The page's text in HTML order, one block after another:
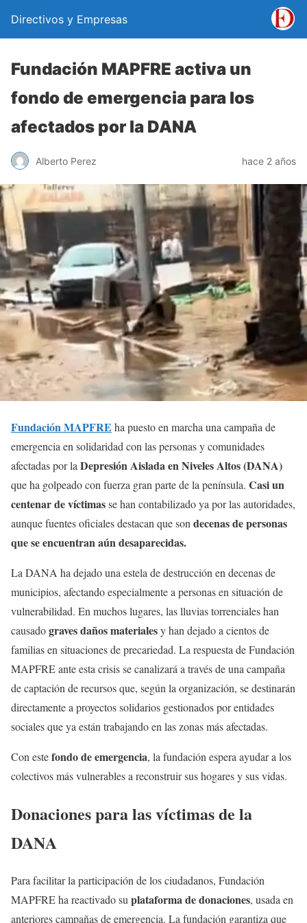
Directivos y Empresas
Fundación MAPFRE activa un
fondo de emergencia para los
afectados por la DANA
Alberto Perez hace 2 años
Fundación MAPFRE ha puesto en marcha una campaña de
emergencia en solidaridad con las personas y comunidades
afectadas por la Depresión Aislada en Niveles Altos (DANA)
que ha golpeado con fuerza gran parte de la península. Casi un
centenar de víctimasse han contabilizado ya por las autoridades,
aunque fuentes oficiales destacan que son decenas de personas
que se encuentran aún desaparecidas.
La DANA ha dejado una estela de destrucción en decenas de
municipios, afectando especialmente a personas en situación de
vulnerabilidad. En muchos lugares, las lluvias torrenciales han
causadograves daños materialesy han dejado a cientos de
familias en situaciones de precariedad. La respuesta de Fundación
MAPFRE ante esta crisis se canalizará a través de una campaña
de captación de recursos que, según la organización, se destinarán
directamente a proyectos solidarios gestionados por entidades
sociales que ya están trabajando en las zonas más afectadas.
Con estefondo de emergencia, la fundación espera ayudar a los
colectivos más vulnerables a reconstruir sus hogares y sus vidas.
Donaciones para las víctimas de la
DANA
Para facilitar la participación de los ciudadanos, Fundación
MAPFRE ha reactivado su plataforma de donaciones, usada en
anteriores campañas de emergencia. La fundación garantiza que